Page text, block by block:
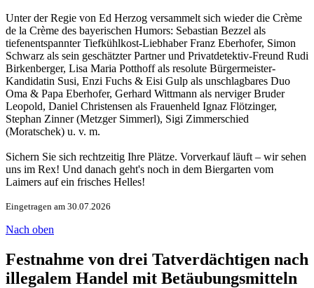
Unter der Regie von Ed Herzog versammelt sich wieder die Crème
de la Crème des bayerischen Humors: Sebastian Bezzel als
tiefenentspannter Tiefkühlkost-Liebhaber Franz Eberhofer, Simon
Schwarz als sein geschätzter Partner und Privatdetektiv-Freund Rudi
Birkenberger, Lisa Maria Potthoff als resolute Bürgermeister-
Kandidatin Susi, Enzi Fuchs & Eisi Gulp als unschlagbares Duo
Oma & Papa Eberhofer, Gerhard Wittmann als nerviger Bruder
Leopold, Daniel Christensen als Frauenheld Ignaz Flötzinger,
Stephan Zinner (Metzger Simmerl), Sigi Zimmerschied
(Moratschek) u. v. m.
Sichern Sie sich rechtzeitig Ihre Plätze. Vorverkauf läuft – wir sehen
uns im Rex! Und danach geht's noch in dem Biergarten vom
Laimers auf ein frisches Helles!
Eingetragen am 30.07.2026
Nach oben
Festnahme von drei Tatverdächtigen nach
illegalem Handel mit Betäubungsmitteln